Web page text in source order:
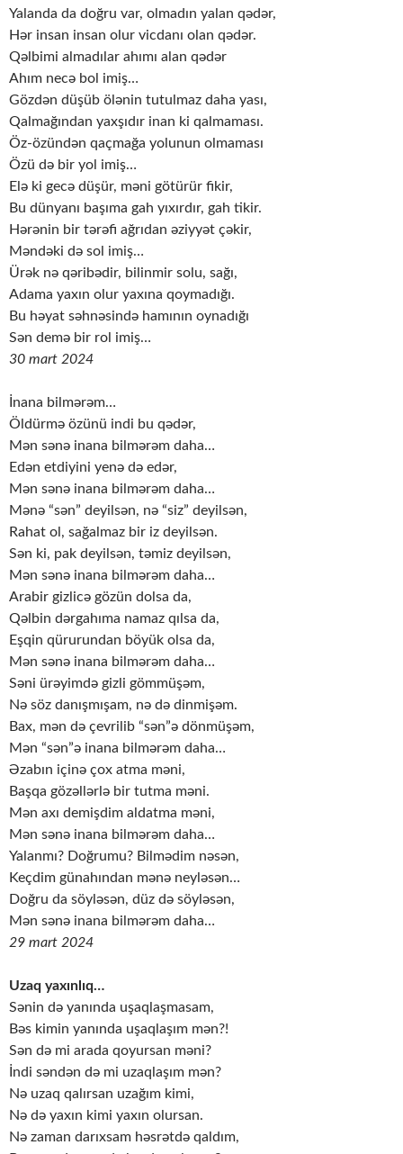
Yalanda da doğru var, olmadın yalan qədər,
Hər insan insan olur vicdanı olan qədər.
Qəlbimi almadılar ahımı alan qədər
Ahım necə bol imiş…
Gözdən düşüb ölənin tutulmaz daha yası,
Qalmağından yaxşıdır inan ki qalmaması.
Öz-özündən qaçmağa yolunun olmaması
Özü də bir yol imiş…
Elə ki gecə düşür, məni götürür fikir,
Bu dünyanı başıma gah yıxırdır, gah tikir.
Hərənin bir tərəfi ağrıdan əziyyət çəkir,
Məndəki də sol imiş…
Ürək nə qəribədir, bilinmir solu, sağı,
Adama yaxın olur yaxına qoymadığı.
Bu həyat səhnəsində hamının oynadığı
Sən demə bir rol imiş…
30 mart 2024
İnana bilmərəm…
Öldürmə özünü indi bu qədər,
Mən sənə inana bilmərəm daha…
Edən etdiyini yenə də edər,
Mən sənə inana bilmərəm daha…
Mənə “sən” deyilsən, nə “siz” deyilsən,
Rahat ol, sağalmaz bir iz deyilsən.
Sən ki, pak deyilsən, təmiz deyilsən,
Mən sənə inana bilmərəm daha…
Arabir gizlicə gözün dolsa da,
Qəlbin dərgahıma namaz qılsa da,
Eşqin qürurundan böyük olsa da,
Mən sənə inana bilmərəm daha…
Səni ürəyimdə gizli gömmüşəm,
Nə söz danışmışam, nə də dinmişəm.
Bax, mən də çevrilib “sən”ə dönmüşəm,
Mən “sən”ə inana bilmərəm daha…
Əzabın içinə çox atma məni,
Başqa gözəllərlə bir tutma məni.
Mən axı demişdim aldatma məni,
Mən sənə inana bilmərəm daha…
Yalanmı? Doğrumu? Bilmədim nəsən,
Keçdim günahından mənə neyləsən…
Doğru da söyləsən, düz də söyləsən,
Mən sənə inana bilmərəm daha…
29 mart 2024
Uzaq yaxınlıq…
Sənin də yanında uşaqlaşmasam,
Bəs kimin yanında uşaqlaşım mən?!
Sən də mi arada qoyursan məni?
İndi səndən də mi uzaqlaşım mən?
Nə uzaq qalırsan uzağım kimi,
Nə də yaxın kimi yaxın olursan.
Nə zaman darıxsam həsrətdə qaldım,